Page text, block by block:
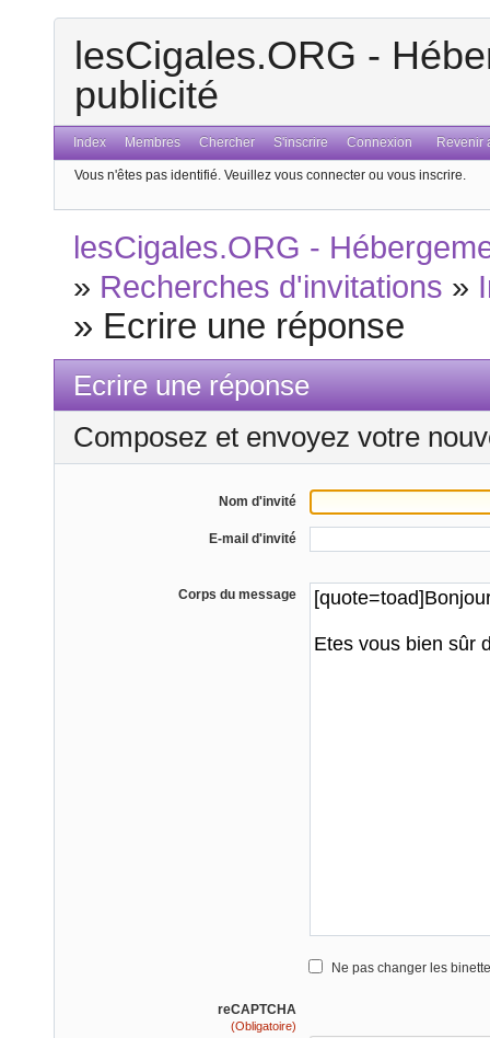
lesCigales.ORG -
publicité
Index Membres Chercher S'inscrire Connexion Revenir
Vous n'êtes pas identifié. Veuillez vous connecter ou vous inscrire.
lesCigales.ORG -
» Recherches d'invitations »
» Ecrire une réponse
Ecrire une réponse
Composez et envoyez votre
Nom d'invité
E-mail d'invité
Corps du message
Ne pas changer les
reCAPTCHA
(Obligatoire)